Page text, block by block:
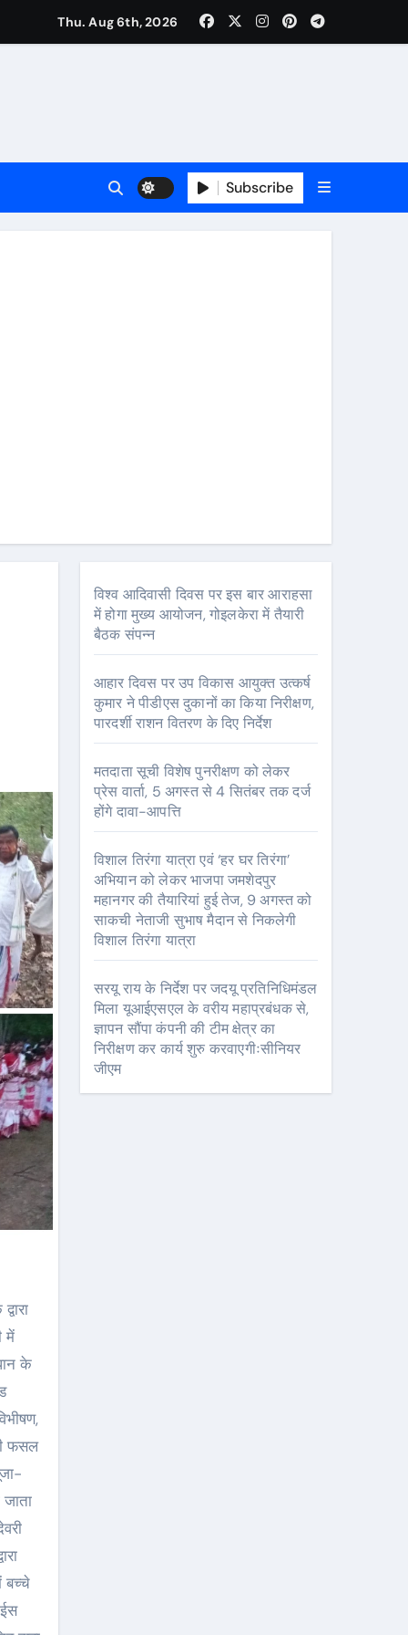
सुभाष मैदान से निकलेगी विशाल तिरंगा यात्रा
कर कार्य शुरु करवाएगीःसीनियर जीएम
Thu. Aug 6th, 2026
Subscribe
में
के
फसल
बच्चे
विश्व आदिवासी दिवस पर इस बार आराहसा
में होगा मुख्य आयोजन, गोइलकेरा में तैयारी
बैठक संपन्न
आहार दिवस पर उप विकास आयुक्त उत्कर्ष
कुमार ने पीडीएस दुकानों का किया निरीक्षण,
पारदर्शी राशन वितरण के दिए निर्देश
मतदाता सूची विशेष पुनरीक्षण को लेकर
प्रेस वार्ता, 5 अगस्त से 4 सितंबर तक दर्ज
होंगे दावा-आपत्ति
विशाल तिरंगा यात्रा एवं ‘हर घर तिरंगा’
अभियान को लेकर भाजपा जमशेदपुर
महानगर की तैयारियां हुई तेज, 9 अगस्त को
साकची नेताजी सुभाष मैदान से निकलेगी
विशाल तिरंगा यात्रा
सरयू राय के निर्देश पर जदयू प्रतिनिधिमंडल
मिला यूआईएसएल के वरीय महाप्रबंधक से,
ज्ञापन सौंपा कंपनी की टीम क्षेत्र का
निरीक्षण कर कार्य शुरु करवाएगीःसीनियर
जीएम